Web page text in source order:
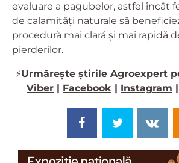
evaluare a pagubelor, astfel încât
de calamități naturale să
procedură mai clară și mai rapidă
pierderilor.
⚡️Urmărește știrile Agroexpert
Viber
Facebook Instagram